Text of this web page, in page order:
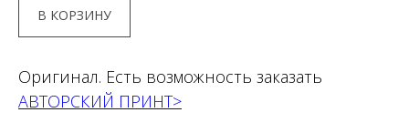
В КОРЗИНУ
Оригинал. Есть возможность заказать
АВТОРСКИЙ ПРИНТ>